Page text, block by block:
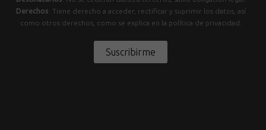
Derechos: Tiene derecho a acceder, rectificar y suprimir los datos, así
como otros derechos, como se explica en la política de privacidad.
Suscribirme